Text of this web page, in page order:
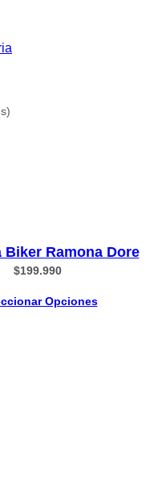
Biker Ramona Dore
$199.990
Opciones